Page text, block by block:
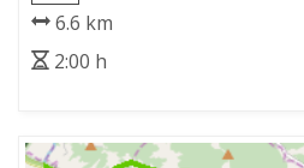
6.6 km
2:00 h